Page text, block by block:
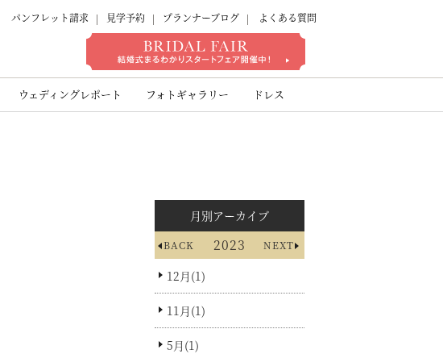
クレアージュ リゾート よくある質問
プランナーブログ
見学予約
パンフレット請求
ウェディングレポート フォトギャラリー ドレス
月別アーカイブ
BACK 2023 NEXT
12月(1)
11月(1)
5月(1)